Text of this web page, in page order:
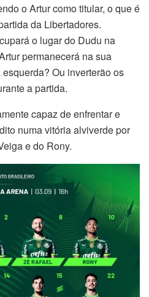
o Artur como titular, o que é
da Libertadores.
o lugar do Dudu na
permanecerá na sua
Ou inverterão os
a partida.
capaz de enfrentar e
numa vitória alviverde por
e do Rony.